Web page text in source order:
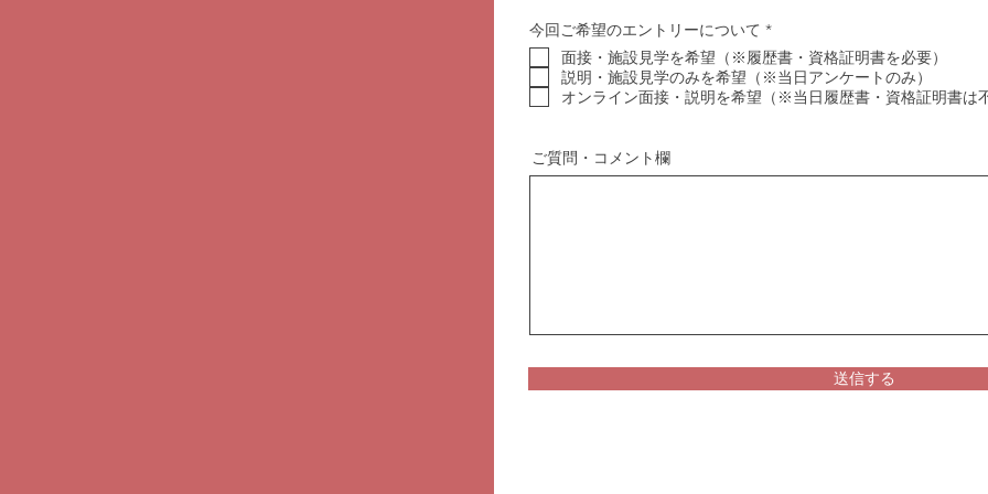
今回ご希望のエントリーについて *必
項
目
面接・施設見学を希望（※履歴書・資格証明書を必要）
説明・施設見学のみを希望（※当日アンケートのみ）
オンライン面接・説明を希望（※当日履歴書・資格証明書は
ご質問・コメント欄
送信する